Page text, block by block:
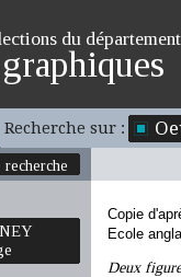
du
Recherche sur :
Copie
Ecole
Deux